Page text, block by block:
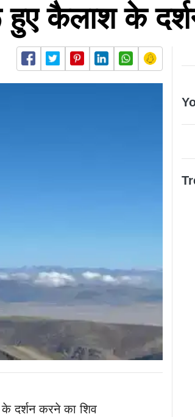
हुए कैलाश के
के दर्शन करने का शिव